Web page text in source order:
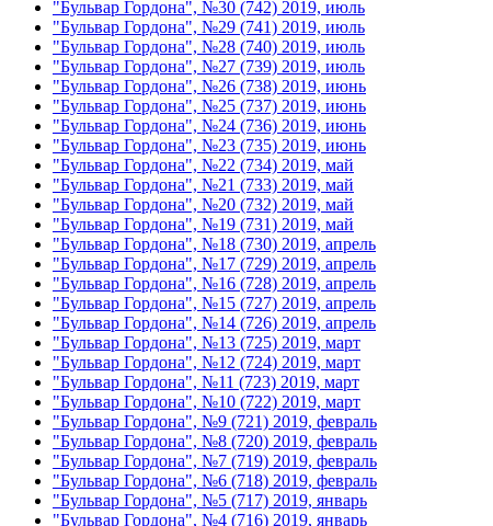
"Бульвар Гордона", №30 (742) 2019, июль
"Бульвар Гордона", №29 (741) 2019, июль
"Бульвар Гордона", №28 (740) 2019, июль
"Бульвар Гордона", №27 (739) 2019, июль
"Бульвар Гордона", №26 (738) 2019, июнь
"Бульвар Гордона", №25 (737) 2019, июнь
"Бульвар Гордона", №24 (736) 2019, июнь
"Бульвар Гордона", №23 (735) 2019, июнь
"Бульвар Гордона", №22 (734) 2019, май
"Бульвар Гордона", №21 (733) 2019, май
"Бульвар Гордона", №20 (732) 2019, май
"Бульвар Гордона", №19 (731) 2019, май
"Бульвар Гордона", №18 (730) 2019, апрель
"Бульвар Гордона", №17 (729) 2019, апрель
"Бульвар Гордона", №16 (728) 2019, апрель
"Бульвар Гордона", №15 (727) 2019, апрель
"Бульвар Гордона", №14 (726) 2019, апрель
"Бульвар Гордона", №13 (725) 2019, март
"Бульвар Гордона", №12 (724) 2019, март
"Бульвар Гордона", №11 (723) 2019, март
"Бульвар Гордона", №10 (722) 2019, март
"Бульвар Гордона", №9 (721) 2019, февраль
"Бульвар Гордона", №8 (720) 2019, февраль
"Бульвар Гордона", №7 (719) 2019, февраль
"Бульвар Гордона", №6 (718) 2019, февраль
"Бульвар Гордона", №5 (717) 2019, январь
"Бульвар Гордона", №4 (716) 2019, январь